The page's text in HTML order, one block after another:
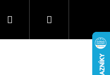
PřihlášeníNákupní